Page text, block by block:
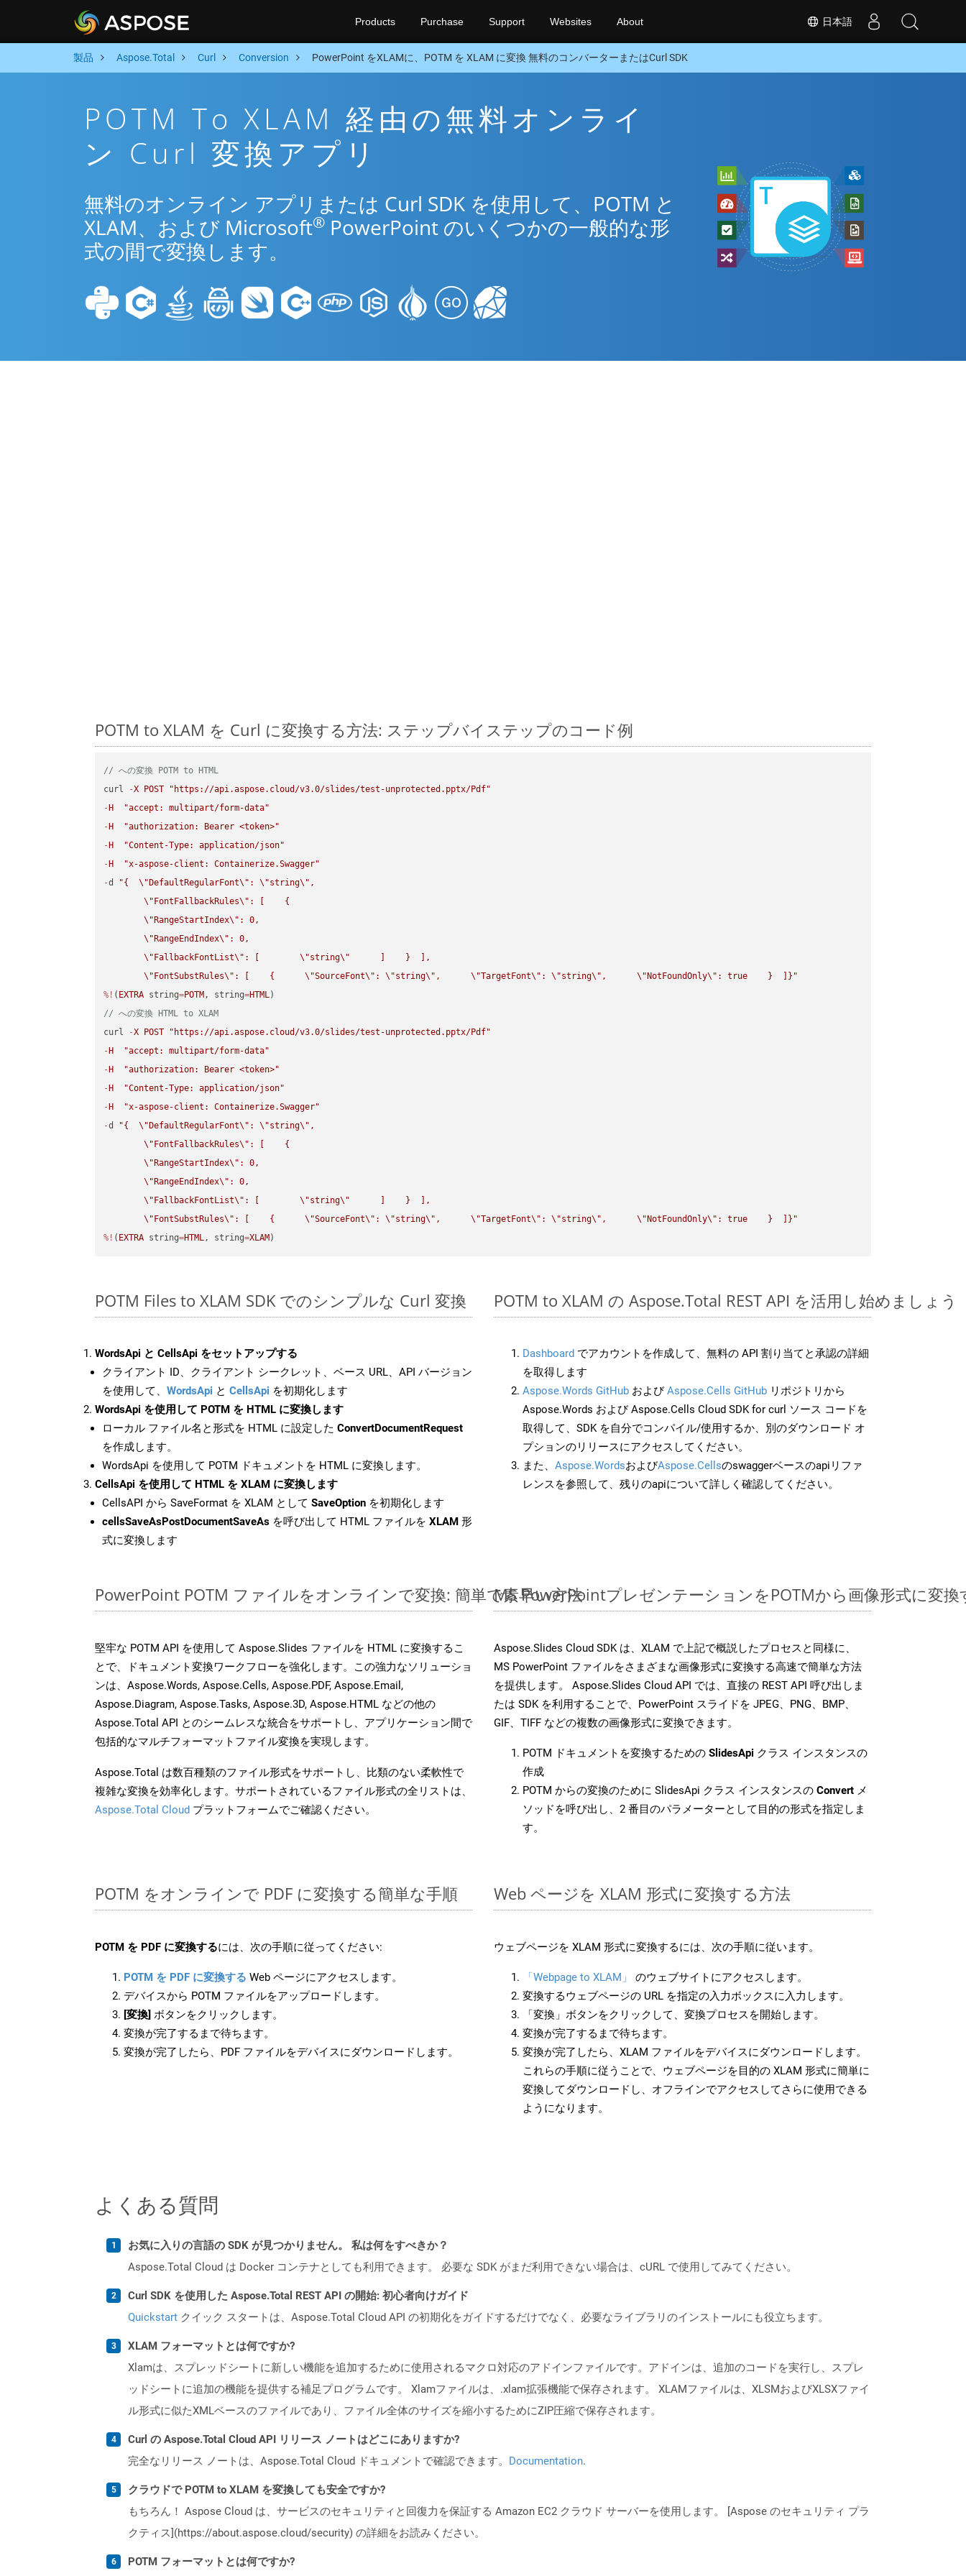
日本語
Products Purchase Support Websites About
製品 Aspose.Total Curl Conversion PowerPoint をXLAMに、POTM を XLAM に変換 無料のコンバーターまたはCurl SDK
POTM To XLAM 経由の無料オンライ
ン Curl 変換アプリ
無料のオンライン アプリまたは Curl SDK を使用して、POTM と
XLAM、および Microsoft® PowerPoint のいくつかの一般的な形
式の間で変換します。
POTM to XLAM を Curl に変換する方法: ステップバイステップのコード例
// への変換 POTM to HTML
curl
-X POST
"https://api.aspose.cloud/v3.0/slides/test-unprotected.pptx/Pdf"
- H
"accept: multipart/form-data"
- H
"authorization: Bearer <token>"
- H
"Content-Type: application/json"
- H
"x-aspose-client: Containerize.Swagger"
-d "{ \" DefaultRegularFont\" : \"string\" ,
\" FontFallbackRules\" : [    {
\" RangeStartIndex\" : 0,
\" RangeEndIndex\" : 0,
\" FallbackFontList\" : [ \"string\"
      ]    }  ],
\" FontSubstRules\" : [    { \"SourceFont\" : \"string\" , \"TargetFont\" : \"string\" , \" NotFoundOnly\" : true    }  ]}"
%! ( EXTRA string=POTM , string=HTML
// への変換 HTML to XLAM
curl
-X POST
"https://api.aspose.cloud/v3.0/slides/test-unprotected.pptx/Pdf"
- H
"accept: multipart/form-data"
- H
"authorization: Bearer <token>"
- H
"Content-Type: application/json"
- H
"x-aspose-client: Containerize.Swagger"
-d "{ \" DefaultRegularFont\" : \"string\" ,
\" FontFallbackRules\" : [    {
\" RangeStartIndex\" : 0,
\" RangeEndIndex\" : 0,
\" FallbackFontList\" : [ \"string\"
      ]    }  ],
\" FontSubstRules\" : [    { \"SourceFont\" : \"string\" , \"TargetFont\" : \"string\" , \" NotFoundOnly\" : true    }  ]}"
%! ( EXTRA string=HTML, string=XLAM )
POTM Files to XLAM SDK でのシンプルな Curl 変換
WordsApi と CellsApi をセットアップする
クライアント ID、クライアント シークレット、ベース URL、API バージョン
を使用して、 WordsApi と CellsApi を初期化します
WordsApi を使用して POTM を HTML に変換します
ローカル ファイル名と形式を HTML に設定した ConvertDocumentRequest
を作成します。
WordsApi を使用して POTM ドキュメントを HTML に変換します。
CellsApi を使用して HTML を XLAM に変換します
CellsAPI から SaveFormat を XLAM として SaveOption を初期化します
cellsSaveAsPostDocumentSaveAs を呼び出して HTML ファイルを XLAM 形
式に変換します
POTM to XLAM の Aspose.Total REST API を活用し始めましょう
Dashboard でアカウントを作成して、無料の API 割り当てと承認の詳細
を取得します
Aspose.Words GitHub およびAspose.Cells GitHub リポジトリから
Aspose.Words および Aspose.Cells Cloud SDK for curl ソース コードを
取得して、SDK を自分でコンパイル/使用するか、別のダウンロード オ
プションのリリースにアクセスしてください。
また、 Aspose.WordsおよびAspose.Cellsのswaggerベースのapiリファ
レンスを参照して、残りのapiについて詳しく確認してください。
PowerPoint POTM ファイルをオンラインで変換: 簡単で素早い方法
堅牢な POTM API を使用して Aspose.Slides ファイルを HTML に変換するこ
とで、ドキュメント変換ワークフローを強化します。この強力なソリューショ
ンは、Aspose.Words, Aspose.Cells, Aspose.PDF, Aspose.Email,
Aspose.Diagram, Aspose.Tasks, Aspose.3D, Aspose.HTML などの他の
Aspose.Total API とのシームレスな統合をサポートし、アプリケーション間で
包括的なマルチフォーマットファイル変換を実現します。
Aspose.Total は数百種類のファイル形式をサポートし、比類のない柔軟性で
複雑な変換を効率化します。サポートされているファイル形式の全リストは、
Aspose.Total Cloud プラットフォームでご確認ください。
MS PowerPointプレゼンテーションをPOTMから画像形式に変
Aspose.Slides Cloud SDK は、XLAM で上記で概説したプロセスと同様に、
MS PowerPoint ファイルをさまざまな画像形式に変換する高速で簡単な方法
を提供します。 Aspose.Slides Cloud API では、直接の REST API 呼び出しま
たは SDK を利用することで、PowerPoint スライドを JPEG、PNG、BMP、
GIF、TIFF などの複数の画像形式に変換できます。
POTM ドキュメントを変換するための SlidesApi クラス インスタンスの
作成
POTM からの変換のために SlidesApi クラス インスタンスの Convert メ
ソッドを呼び出し、2 番目のパラメーターとして目的の形式を指定しま
す。
POTM をオンラインで PDF に変換する簡単な手順
POTM を PDF に変換するには、次の手順に従ってください:
POTM を PDF に変換する Web ページにアクセスします。
デバイスから POTM ファイルをアップロードします。
[変換] ボタンをクリックします。
変換が完了するまで待ちます。
変換が完了したら、PDF ファイルをデバイスにダウンロードします。
Web ページを XLAM 形式に変換する方法
ウェブページを XLAM 形式に変換するには、次の手順に従います。
「Webpage to XLAM」
のウェブサイトにアクセスします。
変換するウェブページの URL を指定の入力ボックスに入力します。
「変換」ボタンをクリックして、変換プロセスを開始します。
変換が完了するまで待ちます。
変換が完了したら、XLAM ファイルをデバイスにダウンロードします。
これらの手順に従うことで、ウェブページを目的の XLAM 形式に簡単に
変換してダウンロードし、オフラインでアクセスしてさらに使用できる
ようになります。
よくある質問
お気に入りの言語の SDK が見つかりません。 私は何をすべきか？
Aspose.Total Cloud は Docker コンテナとしても利用できます。 必要な SDK がまだ利用できない場合は、cURL で使用してみてください。
Curl SDK を使用した Aspose.Total REST API の開始: 初心者向けガイド
Quickstart クイック スタートは、Aspose.Total Cloud API の初期化をガイドするだけでなく、必要なライブラリのインストールにも役立ちます。
XLAM フォーマットとは何ですか?
Xlamは、スプレッドシートに新しい機能を追加するために使用されるマクロ対応のアドインファイルです。アドインは、追加のコードを実行し、スプレ
ッドシートに追加の機能を提供する補足プログラムです。 Xlamファイルは、.xlam拡張機能で保存されます。 XLAMファイルは、XLSMおよびXLSXファイ
ル形式に似たXMLベースのファイルであり、ファイル全体のサイズを縮小するためにZIP圧縮で保存されます。
Curl の Aspose.Total Cloud API リリース ノートはどこにありますか?
完全なリリース ノートは、Aspose.Total Cloud ドキュメントで確認できます。 Documentation.
クラウドで POTM to XLAM を変換しても安全ですか?
もちろん！ Aspose Cloud は、サービスのセキュリティと回復力を保証する Amazon EC2 クラウド サーバーを使用します。 [Aspose のセキュリティ プラ
クティス](https://about.aspose.cloud/security) の詳細をお読みください。
POTM フォーマットとは何ですか?